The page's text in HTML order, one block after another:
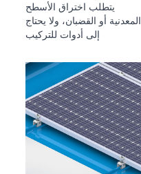
يتطلب اختراق الأسطح
المعدنية أو القضبان، ولا يحتاج
إلى أدوات للتركيب